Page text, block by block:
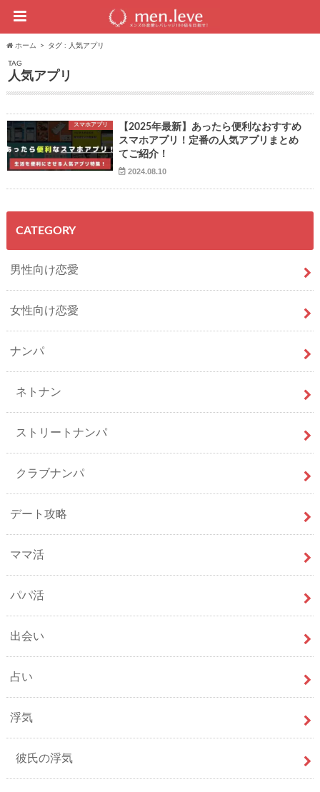
ホーム タグ : 人気アプリ
TAG
人気アプリ
スマホアプリ
【2025年最新】あったら便利なおすすめ
スマホアプリ！定番の人気アプリまとめ
てご紹介！
2024.08.10
CATEGORY
男性向け恋愛
女性向け恋愛
ナンパ
ネトナン
ストリートナンパ
クラブナンパ
デート攻略
ママ活
パパ活
出会い
占い
浮気
彼氏の浮気